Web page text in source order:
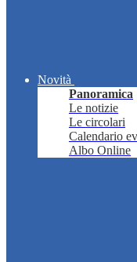
Novità
Panoramica
Le notizie
Le circolari
Calendario
Albo Online